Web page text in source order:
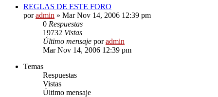
REGLAS DE ESTE FORO
poradmin » Mar Nov 14, 2006 12:39 pm
0 Respuestas
19732 Vistas
Último mensaje poradmin
Mar Nov 14, 2006 12:39 pm
Temas
Respuestas
Vistas
Último mensaje